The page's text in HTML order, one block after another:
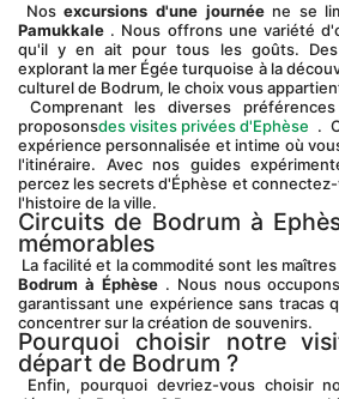
Nos excursions d'une journée ne se
Pamukkale . Nous offrons une variété
qu'il y en ait pour tous les goûts. Des
explorant la mer Égée turquoise à la
culturel de Bodrum, le choix vous
proposonsdes visites privées d'Ephèse .
expérience personnalisée et intime où
l'itinéraire. Avec nos guides
percez les secrets d'Éphèse et
l'histoire de la ville.
Circuits de Bodrum à
mémorables
La facilité et la commodité sont les
Bodrum à Éphèse . Nous nous
garantissant une expérience sans tracas
concentrer sur la création de souvenirs.
Pourquoi choisir notre
départ de Bodrum ?